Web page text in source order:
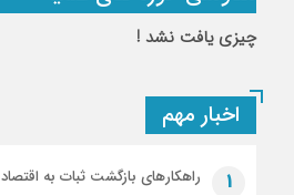
چیزی یافت نشد !
اخبار مهم
1 راهکارهای بازگشت ثبات به اقتصاد